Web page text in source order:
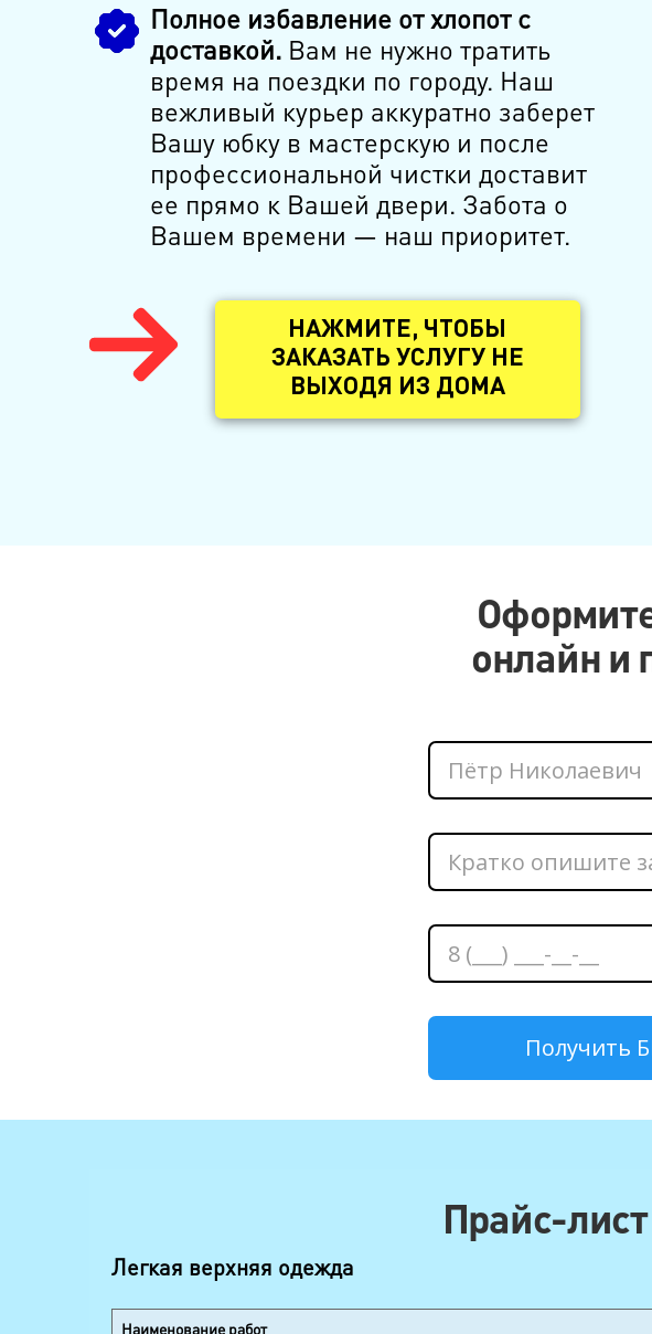
Полное избавление от хлопот с
доставкой.Вам не нужно тратить
время на поездки по городу. Наш
вежливый курьер аккуратно заберет
Вашу юбку в мастерскую и после
профессиональной чистки доставит
ее прямо к Вашей двери. Забота о
Вашем времени — наш приоритет.
НАЖМИТЕ, ЧТОБЫ
ЗАКАЗАТЬ УСЛУГУ НЕ
ВЫХОДЯ ИЗ ДОМА
онлайн и
Прайс-
Легкая верхняя одежда
Наименование работ